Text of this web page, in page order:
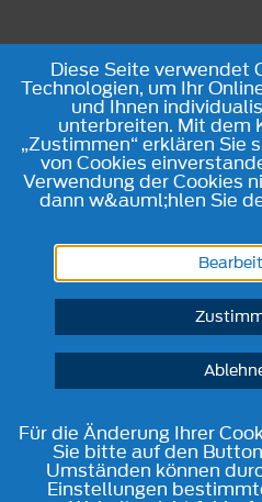
Diese Seite verwendet
Technologien, um Ihr
und Ihnen
unterbreiten. Mit dem
„Zustimmen“ erklären Sie
von Cookies
Verwendung der Cookies
dann w&auml;hlen Sie
Für die Änderung Ihrer
Sie bitte auf den
Umständen können
Einstellungen